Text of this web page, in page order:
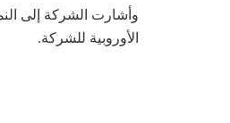
وأشارت الشركة إلى
الأوروبية للشركة.